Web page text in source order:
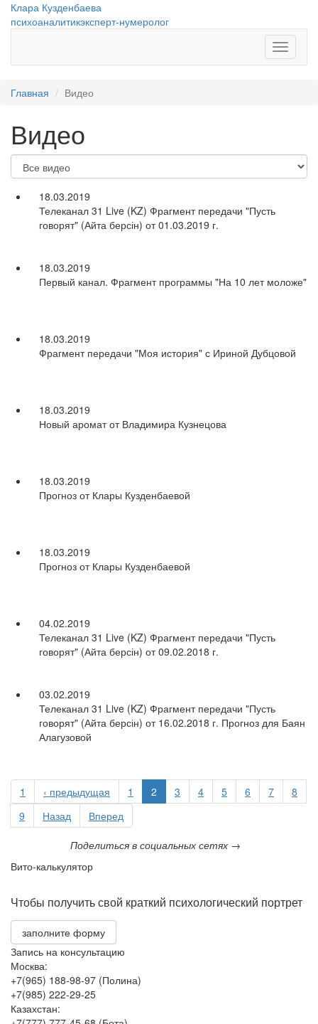
Перейти к основному содержанию
Клара Кузденбаева
психоаналитикэксперт-нумеролог
меню
Главная Видео
Видео
18.03.2019
Телеканал 31 Live (KZ) Фрагмент передачи "Пусть
говорят" (Айта берсін) от 01.03.2019 г.
18.03.2019
Первый канал. Фрагмент программы "На 10 лет моложе"
18.03.2019
Фрагмент передачи "Моя история" с Ириной Дубцовой
18.03.2019
Новый аромат от Владимира Кузнецова
18.03.2019
Прогноз от Клары Кузденбаевой
18.03.2019
Прогноз от Клары Кузденбаевой
04.02.2019
Телеканал 31 Live (KZ) Фрагмент передачи "Пусть
говорят" (Айта берсін) от 09.02.2018 г.
03.02.2019
Телеканал 31 Live (KZ) Фрагмент передачи "Пусть
говорят" (Айта берсін) от 16.02.2018 г. Прогноз для Баян
Алагузовой
1 ‹ предыдущая 1 2 3 4 5 6 7
8
9
Назад Вперед
Поделиться в социальных сетях →
Вито-калькулятор
Чтобы получить свой краткий психологический портрет
заполните форму
Запись на консультацию
Москва:
+7(965) 188-98-97 (Полина)
+7(985) 222-29-25
Казахстан: